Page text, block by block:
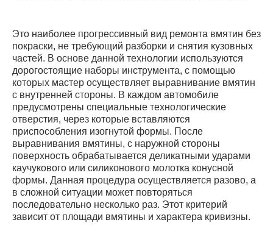
Это наиболее прогрессивный вид ремонта вмятин без
покраски, не требующий разборки и снятия кузовных
частей. В основе данной технологии используются
дорогостоящие наборы инструмента, с помощью
которых мастер осуществляет выравнивание вмятин
с внутренней стороны. В каждом автомобиле
предусмотрены специальные технологические
отверстия, через которые вставляются
приспособления изогнутой формы. После
выравнивания вмятины, с наружной стороны
поверхность обрабатывается деликатными ударами
каучукового или силиконового молотка конусной
формы. Данная процедура осуществляется разово, а
в сложной ситуации может повторяться
последовательно несколько раз. Этот критерий
зависит от площади вмятины и характера кривизны.